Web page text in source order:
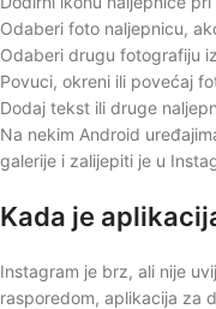
Odaberi foto naljepnicu,
Odaberi drugu fotografiju
Povuci, okreni ili povećaj
Dodaj tekst ili druge
Na nekim Android
galerije i zalijepiti je u
Kada je
Instagram je brz, ali nije
rasporedom, aplikacija za